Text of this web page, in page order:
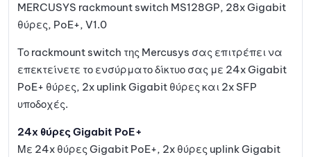
MERCUSYS rackmount switch MS128GP, 28x Gigabit
θύρες, PoE+, V1.0
Το rackmount switch της Mercusys σας επιτρέπει να
επεκτείνετε το ενσύρματο δίκτυο σας με 24x Gigabit
PoE+ θύρες, 2x uplink Gigabit θύρες και 2x SFP
υποδοχές.
24x θύρες Gigabit PoE+
Με 24x θύρες Gigabit PoE+, 2x θύρες uplink Gigabit